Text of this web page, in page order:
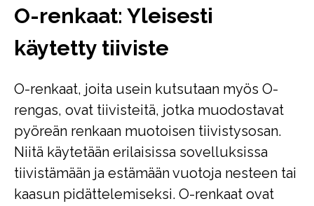
O-renkaat: Yleisesti
käytetty tiiviste
O-renkaat, joita usein kutsutaan myös O-
rengas, ovat tiivisteitä, jotka muodostavat
pyöreän renkaan muotoisen tiivistysosan.
Niitä käytetään erilaisissa sovelluksissa
tiivistämään ja estämään vuotoja nesteen tai
kaasun pidättelemiseksi. O-renkaat ovat